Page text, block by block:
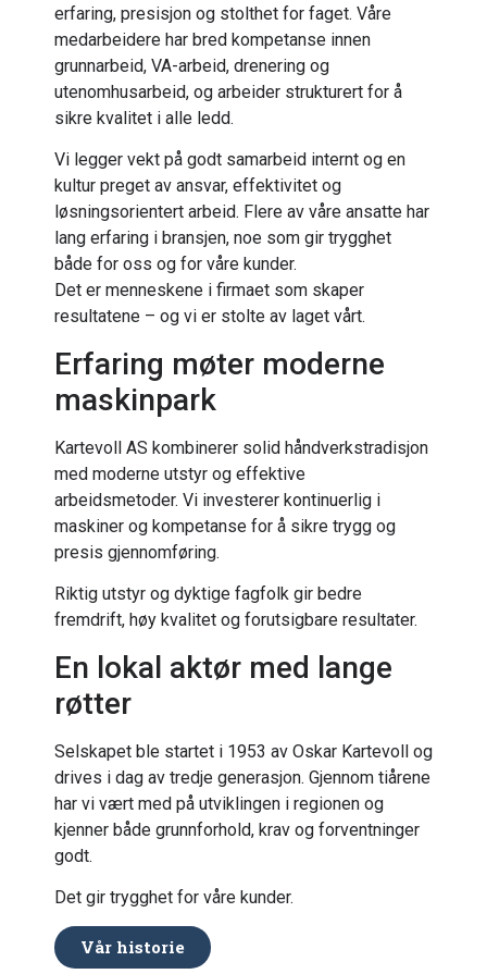
erfaring, presisjon og stolthet for faget. Våre
medarbeidere har bred kompetanse innen
grunnarbeid, VA-arbeid, drenering og
utenomhusarbeid, og arbeider strukturert for å
sikre kvalitet i alle ledd.
Vi legger vekt på godt samarbeid internt og en
kultur preget av ansvar, effektivitet og
løsningsorientert arbeid. Flere av våre ansatte har
lang erfaring i bransjen, noe som gir trygghet
både for oss og for våre kunder.
Det er menneskene i firmaet som skaper
resultatene – og vi er stolte av laget vårt.
Erfaring møter moderne
maskinpark
Kartevoll AS kombinerer solid håndverkstradisjon
med moderne utstyr og effektive
arbeidsmetoder. Vi investerer kontinuerlig i
maskiner og kompetanse for å sikre trygg og
presis gjennomføring.
Riktig utstyr og dyktige fagfolk gir bedre
fremdrift, høy kvalitet og forutsigbare resultater.
En lokal aktør med lange
røtter
Selskapet ble startet i 1953 av Oskar Kartevoll og
drives i dag av tredje generasjon. Gjennom tiårene
har vi vært med på utviklingen i regionen og
kjenner både grunnforhold, krav og forventninger
godt.
Det gir trygghet for våre kunder.
Vår historie